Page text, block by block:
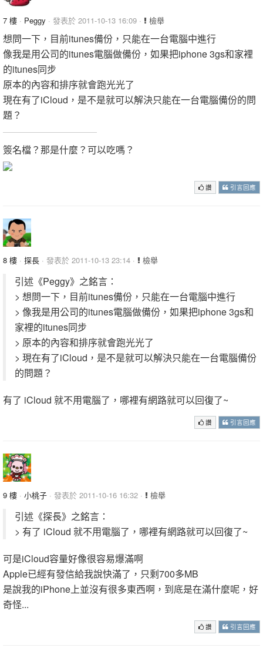
7 樓 · Peggy · 發表於 2011-10-13 16:09 · 檢舉
想問一下，目前itunes備份，只能在一台電腦中進行
像我是用公司的itunes電腦做備份，如果把iphone 3gs和家裡
的itunes同步
原本的內容和排序就會跑光光了
現在有了iCloud，是不是就可以解決只能在一台電腦備份的問
題？
簽名檔？那是什麼？可以吃嗎？
讚 引言回應
8 樓 · 探長 · 發表於 2011-10-13 23:14 · 檢舉
引述《Peggy》之銘言：
> 想問一下，目前itunes備份，只能在一台電腦中進行
> 像我是用公司的itunes電腦做備份，如果把iphone 3gs和
家裡的itunes同步
> 原本的內容和排序就會跑光光了
> 現在有了iCloud，是不是就可以解決只能在一台電腦備份
的問題？
有了 iCloud 就不用電腦了，哪裡有網路就可以回復了~
讚 引言回應
9 樓 · 小桃子 · 發表於 2011-10-16 16:32 · 檢舉
引述《探長》之銘言：
> 有了 iCloud 就不用電腦了，哪裡有網路就可以回復了~
可是iCloud容量好像很容易爆滿啊
Apple已經有發信給我說快滿了，只剩700多MB
是說我的iPhone上並沒有很多東西啊，到底是在滿什麼呢，好
奇怪...
讚 引言回應